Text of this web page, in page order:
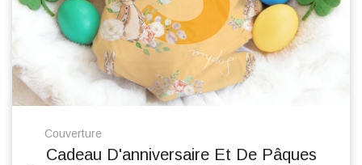
Couverture
Cadeau D'anniversaire Et De Pâques